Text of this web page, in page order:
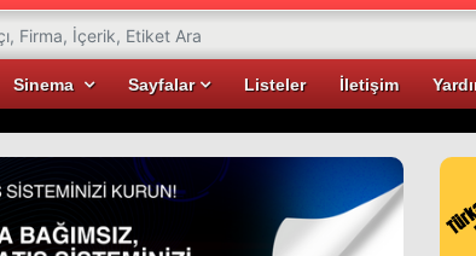
Sinema Sayfalar Listeler İletişim